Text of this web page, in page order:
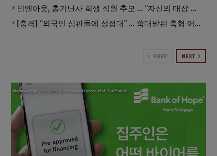
인앤아웃, 총기난사 희생 직원 추모 … “자신의 매장 운영이 꿈이었다”
[충격] “외국인 심판들에 성접대” … 쑥대밭된 축협 어디까지 추락하나
PREV NEXT